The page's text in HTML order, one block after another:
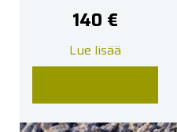
140 €
Lue lisää